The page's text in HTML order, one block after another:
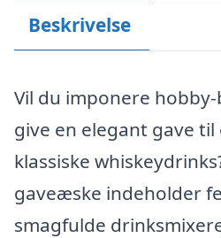
Beskrivelse
Vil du imponere
give en elegant gave
klassiske
gaveæske indeholder
smagfulde